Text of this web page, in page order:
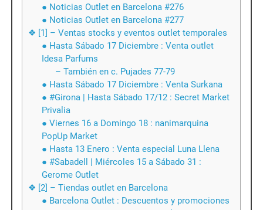
● Noticias Outlet en Barcelona #276
● Noticias Outlet en Barcelona #277
❖ [1] – Ventas stocks y eventos outlet temporales
● Hasta Sábado 17 Diciembre : Venta outlet
Idesa Parfums
– También en c. Pujades 77-79
● Hasta Sábado 17 Diciembre : Venta Surkana
● #Girona | Hasta Sábado 17/12 : Secret Market
Privalia
● Viernes 16 a Domingo 18 : nanimarquina
PopUp Market
● Hasta 13 Enero : Venta especial Luna Llena
● #Sabadell | Miércoles 15 a Sábado 31 :
Gerome Outlet
❖ [2] – Tiendas outlet en Barcelona
● Barcelona Outlet : Descuentos y promociones